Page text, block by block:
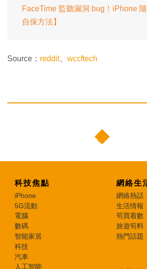
FaceTime 監聽漏洞 bug！iPhone
自保方法】
Source： reddit、 wccftech
科技焦點
iPhone
5G流動
電腦
數碼
智能家居
科技
汽車
人工智能
網絡生
網絡熱話
生活情報
筍買着數
旅遊筍料
熱門話題